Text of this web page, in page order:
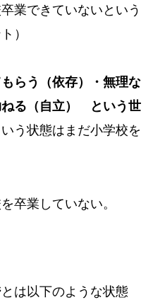
業できていないという
）
らう（依存）・無理な
ねる（自立） という世
う状態はまだ小学校を
卒業していない。
とは以下のような状態